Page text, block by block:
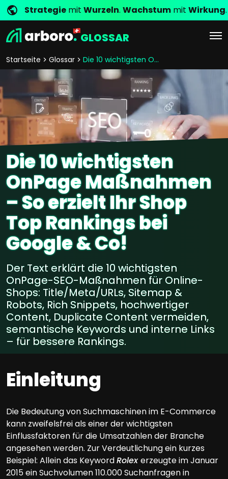
Strategie mit Wurzeln. Wachstum mit Wirkung.
GLOSSAR
Startseite Glossar Die 10 wichtigsten OnPage Maßnahmen – So erzielt Ihr Shop Top Rankings bei Google & Co!
Die 10 wichtigsten
OnPage Maßnahmen
– So erzielt Ihr Shop
Top Rankings bei
Google & Co!
Der Text erklärt die 10 wichtigsten
OnPage-SEO-Maßnahmen für Online-
Shops: Title/Meta/URLs, Sitemap &
Robots, Rich Snippets, hochwertiger
Content, Duplicate Content vermeiden,
semantische Keywords und interne Links
– für bessere Rankings.
Einleitung
Die Bedeutung von Suchmaschinen im E-Commerce
kann zweifelsfrei als einer der wichtigsten
Einflussfaktoren für die Umsatzahlen der Branche
angesehen werden. Zur Verdeutlichung ein kurzes
Beispiel: Allein das KeywordRolexerzeugte im Januar
2015 ein Suchvolumen 110.000 Suchanfragen in